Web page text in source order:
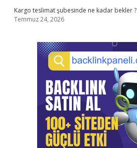
Kargo teslimat şubesinde ne kadar bekler ?
Temmuz 24, 2026